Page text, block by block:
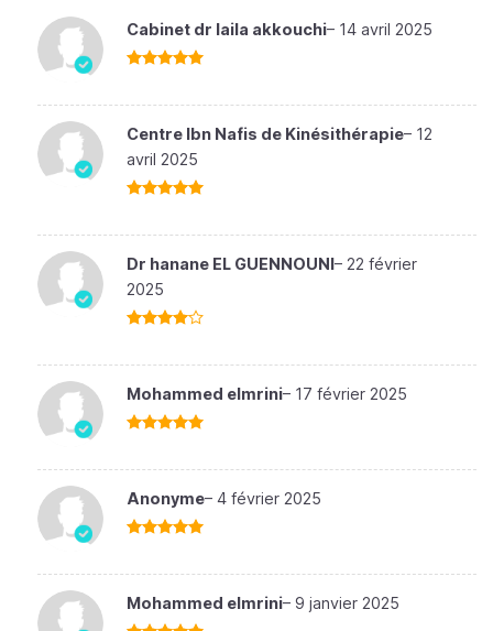
Cabinet dr laila akkouchi– 14 avril 2025
Centre Ibn Nafis de Kinésithérapie– 12
avril 2025
Dr hanane EL GUENNOUNI– 22 février
2025
Mohammed elmrini– 17 février 2025
Anonyme– 4 février 2025
Mohammed elmrini– 9 janvier 2025